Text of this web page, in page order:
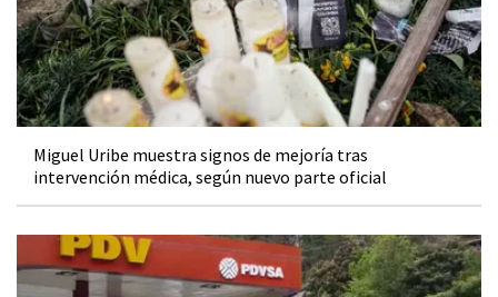
Miguel Uribe muestra signos de mejoría tras
intervención médica, según nuevo parte oficial